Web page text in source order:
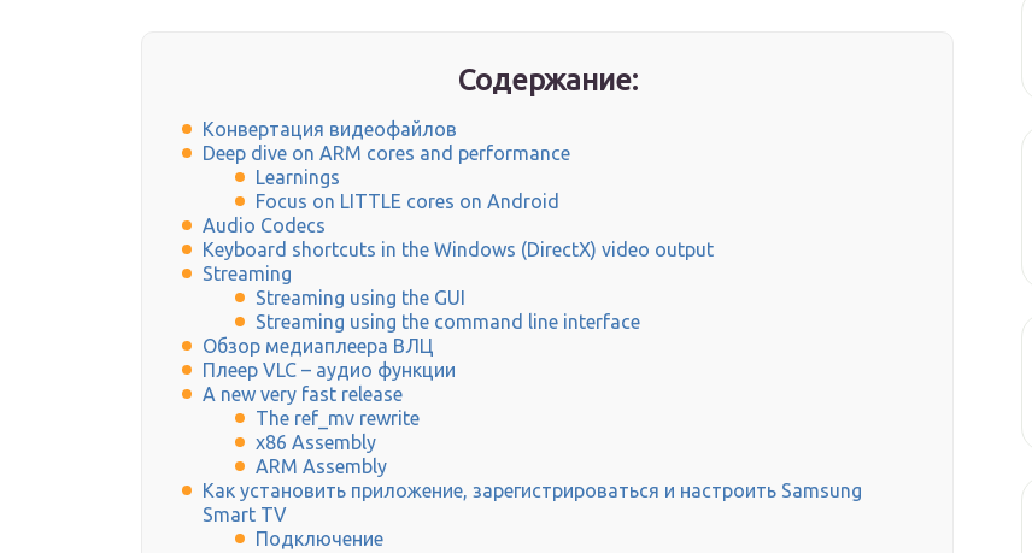
Содержание:
Конвертация видеофайлов
Deep dive on ARM cores and performance
Learnings
Focus on LITTLE cores on Android
Audio Codecs
Keyboard shortcuts in the Windows (DirectX) video output
Streaming
Streaming using the GUI
Streaming using the command line interface
Обзор медиаплеера ВЛЦ
Плеер VLC – аудио функции
A new very fast release
The ref_mv rewrite
x86 Assembly
ARM Assembly
Как установить приложение, зарегистрироваться и настроить Samsung
Smart TV
Подключение